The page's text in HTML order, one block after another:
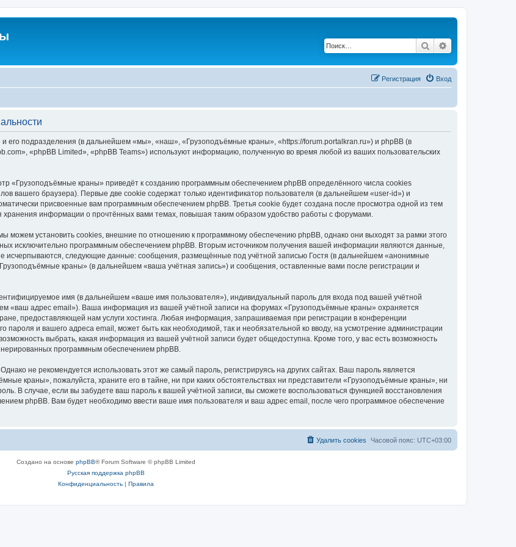
Поиск
Вход
Регистрация
его подразделения (в дальнейшем «мы», «наш», «Грузоподъёмные краны», «https://forum.portalkran.ru») и phpBB (в
«phpBB Limited», «phpBB Teams») используют информацию, полученную во время любой из ваших пользовательских
«Грузоподъёмные краны» приведёт к созданию программным обеспечением phpBB определённого числа cookies
вашего браузера). Первые две cookie содержат только идентификатор пользователя (в дальнейшем «user-id») и
присвоенные вам программным обеспечением phpBB. Третья cookie будет создана после просмотра одной из тем
информации о прочтённых вами темах, повышая таким образом удобство работы с форумами.
установить cookies, внешние по отношению к программному обеспечению phpBB, однако они выходят за рамки этого
исключительно программным обеспечением phpBB. Вторым источником получения вашей информации являются данные,
исчерпываются, следующие данные: сообщения, размещённые под учётной записью Гостя (в дальнейшем «анонимные
краны» (в дальнейшем «ваша учётная запись») и сообщения, оставленные вами после регистрации и
имя (в дальнейшем «ваше имя пользователя»), индивидуальный пароль для входа под вашей учётной
«ваш адрес email»). Ваша информация из вашей учётной записи на форумах «Грузоподъёмные краны» охраняется
предоставляющей нам услуги хостинга. Любая информация, запрашиваемая при регистрации в конференции
и вашего адреса email, может быть как необходимой, так и необязательной ко вводу, на усмотрение администрации
выбрать, какая информация из вашей учётной записи будет общедоступна. Кроме того, у вас есть возможность
программным обеспечением phpBB.
не рекомендуется использовать этот же самый пароль, регистрируясь на других сайтах. Ваш пароль является
краны», пожалуйста, храните его в тайне, ни при каких обстоятельствах ни представители «Грузоподъёмные краны», ни
В случае, если вы забудете ваш пароль к вашей учётной записи, вы сможете воспользоваться функцией восстановления
phpBB. Вам будет необходимо ввести ваше имя пользователя и ваш адрес email, после чего программное обеспечение
Часовой пояс: UTC+03:00
Удалить cookies
Создано на основе phpBB® Forum Software © phpBB Limited
Русская поддержка phpBB
Конфиденциальность| Правила